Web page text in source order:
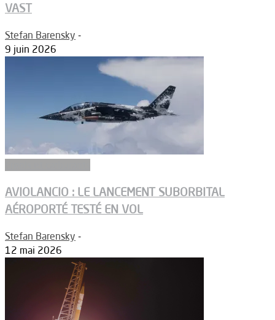
VAST
Stefan Barensky -
9 juin 2026
AVIOLANCIO : LE LANCEMENT SUBORBITAL
AÉROPORTÉ TESTÉ EN VOL
Stefan Barensky -
12 mai 2026